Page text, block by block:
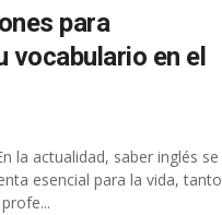
para
vocabulario en el
la actualidad, saber inglés se
esencial para la vida, tanto